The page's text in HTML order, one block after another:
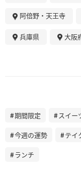
阿倍野・天王寺
兵庫県 大阪
期間限定 スイー
今週の運勢 テイ
ランチ